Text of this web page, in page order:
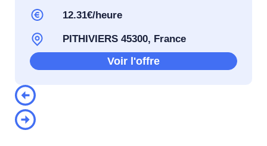
12.31€/heure
PITHIVIERS 45300, France
Voir l'offre